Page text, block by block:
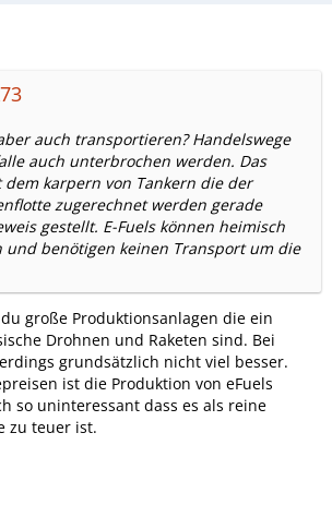
auch transportieren? Handelswege
auch unterbrochen werden. Das
dem karpern von Tankern die der
zugerechnet werden gerade
gestellt. E-Fuels können heimisch
benötigen keinen Transport um die
große Produktionsanlagen die ein
Drohnen und Raketen sind. Bei
grundsätzlich nicht viel besser.
ist die Produktion von eFuels
so uninteressant dass es als reine
zu teuer ist.